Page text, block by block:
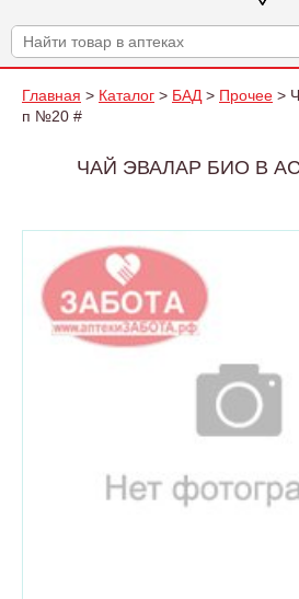
Главная > Каталог > БАД > Прочее >
п №20 #
ЧАЙ ЭВАЛАР БИО В